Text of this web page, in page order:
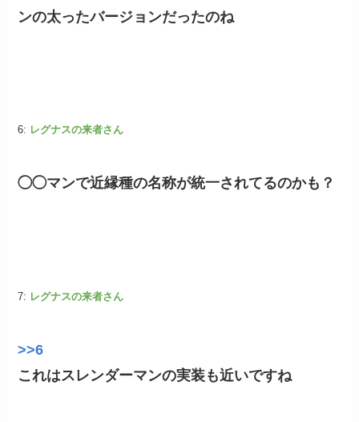
ンの太ったバージョンだったのね
6: レグナスの来者さん
◯◯マンで近縁種の名称が統一されてるのかも？
7: レグナスの来者さん
>>6
これはスレンダーマンの実装も近いですね